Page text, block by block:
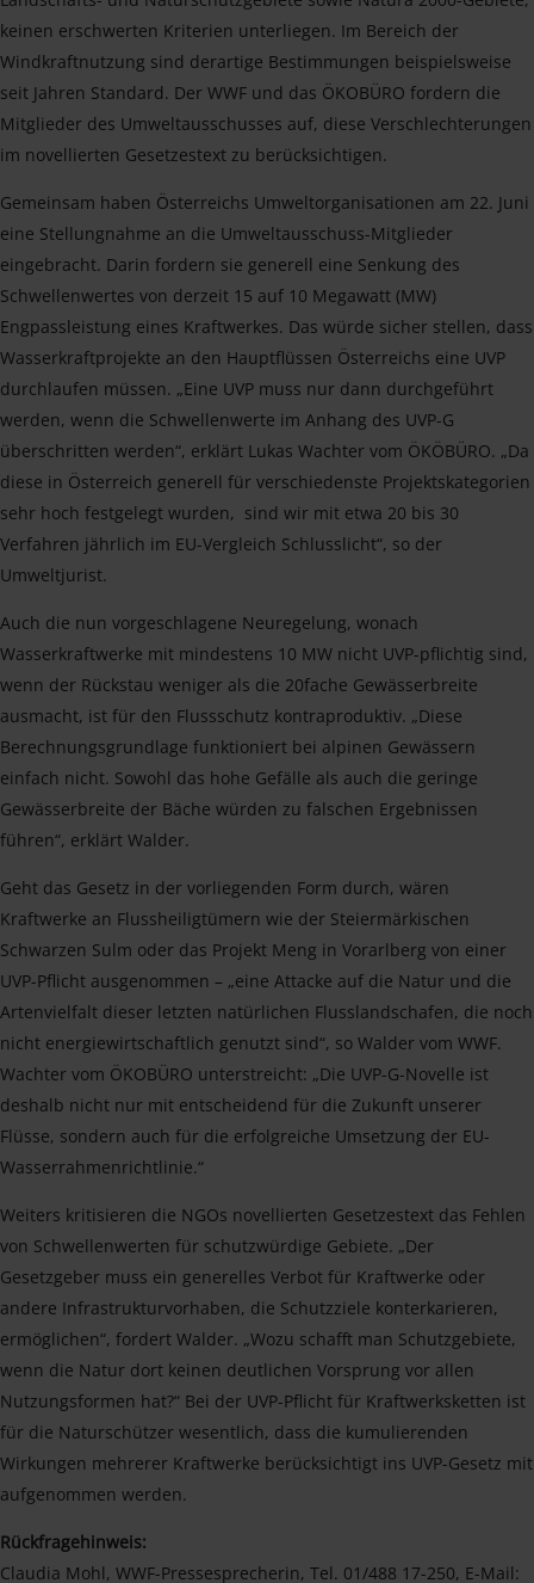
keinen erschwerten Kriterien unterliegen. Im Bereich der
Windkraftnutzung sind derartige Bestimmungen beispielsweise
seit Jahren Standard. Der WWF und das ÖKOBÜRO fordern die
Mitglieder des Umweltausschusses auf, diese Verschlechterungen
im novellierten Gesetzestext zu berücksichtigen.
Gemeinsam haben Österreichs Umweltorganisationen am 22. Juni
eine Stellungnahme an die Umweltausschuss-Mitglieder
eingebracht. Darin fordern sie generell eine Senkung des
Schwellenwertes von derzeit 15 auf 10 Megawatt (MW)
Engpassleistung eines Kraftwerkes. Das würde sicher stellen, dass
Wasserkraftprojekte an den Hauptflüssen Österreichs eine UVP
durchlaufen müssen. „Eine UVP muss nur dann durchgeführt
werden, wenn die Schwellenwerte im Anhang des UVP-G
überschritten werden“, erklärt Lukas Wachter vom ÖKÖBÜRO. „Da
diese in Österreich generell für verschiedenste Projektskategorien
sehr hoch festgelegt wurden, sind wir mit etwa 20 bis 30
Verfahren jährlich im EU-Vergleich Schlusslicht“, so der
Umweltjurist.
Auch die nun vorgeschlagene Neuregelung, wonach
Wasserkraftwerke mit mindestens 10 MW nicht UVP-pflichtig sind,
wenn der Rückstau weniger als die 20fache Gewässerbreite
ausmacht, ist für den Flussschutz kontraproduktiv. „Diese
Berechnungsgrundlage funktioniert bei alpinen Gewässern
einfach nicht. Sowohl das hohe Gefälle als auch die geringe
Gewässerbreite der Bäche würden zu falschen Ergebnissen
führen“, erklärt Walder.
Geht das Gesetz in der vorliegenden Form durch, wären
Kraftwerke an Flussheiligtümern wie der Steiermärkischen
Schwarzen Sulm oder das Projekt Meng in Vorarlberg von einer
UVP-Pflicht ausgenommen – „eine Attacke auf die Natur und die
Artenvielfalt dieser letzten natürlichen Flusslandschafen, die noch
nicht energiewirtschaftlich genutzt sind“, so Walder vom WWF.
Wachter vom ÖKOBÜRO unterstreicht: „Die UVP-G-Novelle ist
deshalb nicht nur mit entscheidend für die Zukunft unserer
Flüsse, sondern auch für die erfolgreiche Umsetzung der EU-
Wasserrahmenrichtlinie.“
Weiters kritisieren die NGOs novellierten Gesetzestext das Fehlen
von Schwellenwerten für schutzwürdige Gebiete. „Der
Gesetzgeber muss ein generelles Verbot für Kraftwerke oder
andere Infrastrukturvorhaben, die Schutzziele konterkarieren,
ermöglichen“, fordert Walder. „Wozu schafft man Schutzgebiete,
wenn die Natur dort keinen deutlichen Vorsprung vor allen
Nutzungsformen hat?“ Bei der UVP-Pflicht für Kraftwerksketten ist
für die Naturschützer wesentlich, dass die kumulierenden
Wirkungen mehrerer Kraftwerke berücksichtigt ins UVP-Gesetz mit
aufgenommen werden.
Rückfragehinweis:
Claudia Mohl, WWF-Pressesprecherin, Tel. 01/488 17-250, E-Mail: